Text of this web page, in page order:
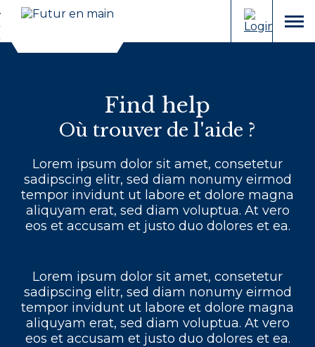
Aller
au
contenu
Aller
à
la
recherche
Find help
Où trouver de l'aide ?
Lorem ipsum dolor sit amet, consetetur
sadipscing elitr, sed diam nonumy eirmod
tempor invidunt ut labore et dolore magna
aliquyam erat, sed diam voluptua. At vero
eos et accusam et justo duo dolores et ea.
Lorem ipsum dolor sit amet, consetetur
sadipscing elitr, sed diam nonumy eirmod
tempor invidunt ut labore et dolore magna
aliquyam erat, sed diam voluptua. At vero
eos et accusam et justo duo dolores et ea.
Cookies management panel